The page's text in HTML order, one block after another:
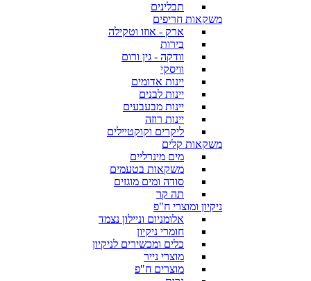
תבלינים
משקאות חריפים
ארק - אוזו וטקילה
בירות
וודקה - גין ורום
וויסקי
יינות אדומים
יינות לבנים
יינות מבעבעים
יינות רוזה
ליקרים וקוקטיילים
משקאות קלים
מים מינרליים
משקאות בטעמים
סודה ומים מוגזים
תה קר
ניקיון ומוצרי ח"פ
אלומניום וניילון נצמד
חומרי ניקיון
כלים ומכשירים לניקיון
מוצרי נייר
מוצרים ח"פ